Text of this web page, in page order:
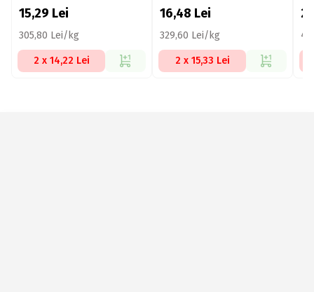
15,29 Lei
305,80 Lei/kg
2 x 14,22 Lei
16,48 Lei
329,60 Lei/kg
2 x 15,33 Lei